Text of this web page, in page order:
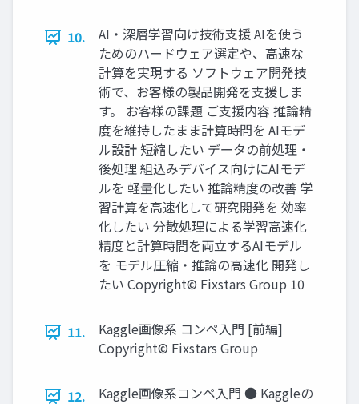
10.
AI・深層学習向け技術支援 AIを使う
ためのハードウェア選定や、高速な
計算を実現する ソフトウェア開発技
術で、お客様の製品開発を支援しま
す。 お客様の課題 ご支援内容 推論精
度を維持したまま計算時間を AIモデ
ル設計 短縮したい データの前処理・
後処理 組込みデバイス向けにAIモデ
ルを 軽量化したい 推論精度の改善 学
習計算を高速化して研究開発を 効率
化したい 分散処理による学習高速化
精度と計算時間を両立するAIモデル
を モデル圧縮・推論の高速化 開発し
たい Copyright© Fixstars Group 10
11.
Kaggle画像系 コンペ入門 [前編]
Copyright© Fixstars Group
12.
Kaggle画像系コンペ入門 ● Kaggleの